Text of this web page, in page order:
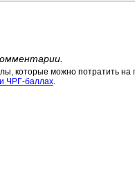
которые можно потратить на
ЧРГ-баллах.